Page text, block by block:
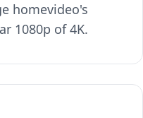
homevideo's
1080p of 4K.